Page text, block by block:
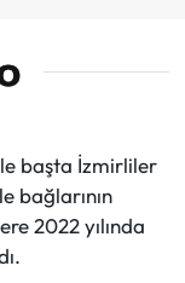
başta İzmirliler
bağlarının
2022 yılında